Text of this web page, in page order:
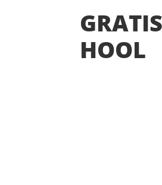
HOOL